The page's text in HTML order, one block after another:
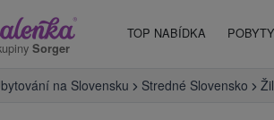
Sorger
TOP NABÍDKA
na Slovensku Stredné Slovensko